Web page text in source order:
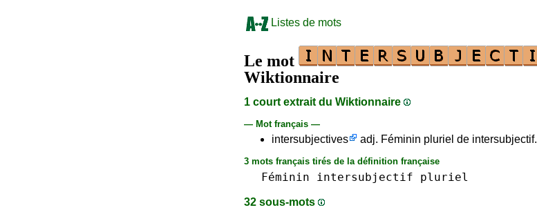
Listes de mots
Le mot
Wiktionnaire
1 court extrait du Wiktionnaire
— Mot français —
intersubjectives adj. Féminin pluriel de intersubjectif.
3 mots français tirés de la définition française
Féminin intersubjectif pluriel
32 sous-mots